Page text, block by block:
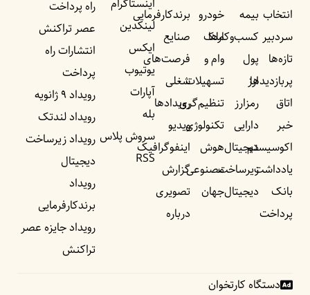
انتخاب
سردبیر
تازه‌ها
پربازدید‌ها
اتاق
خبر
اکوسیستم
یادداشت‌
بانک
پرداخت
بیمه
کسب‌وکار‌ها
پول
ارز
رمزارز
دارایی
دیجیتال
زیرساخت
دیجیتال
خودرو
ملک
وام و
تسهیلات
تنظیم‌گری
تکنولوژی
هوش
مصنوعی
جهان
برندکارفرمایی
صنایع
فرصت‌های
شغلی
رویداد‌ها
ویدیو
اینفوگرافیک
گزارش
تصویری
درباره
لینکدین
ایکس
یوتیوب
آپارات
بله
سروش پلاس
RSS
راه پرداخت
عصر تراکنش
انتشارات راه
پرداخت
رویداد ۹ ژانویه
رویداد لندتک
رویداد زیرساخت
دیجیتال
رویداد
برندکارفرمایی
رویداد جایزه عصر
تراکنش
دستگاه کارتخوان